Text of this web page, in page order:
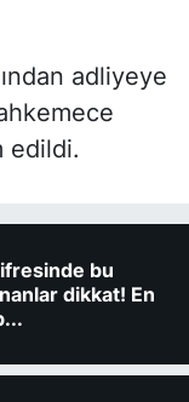
adliyeye
edildi.
bu
dikkat! En